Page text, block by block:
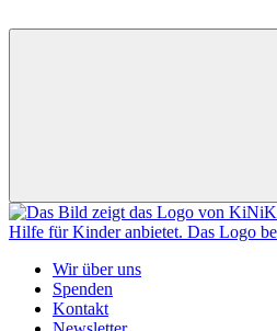
Wir über uns
Spenden
Kontakt